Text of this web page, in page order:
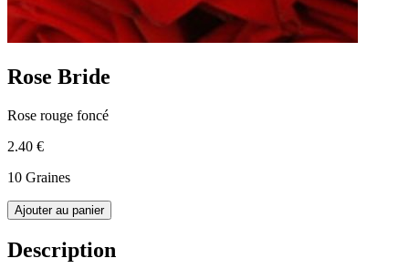
Rose Bride
Rose rouge foncé
2.40 €
10 Graines
Ajouter au panier
Description